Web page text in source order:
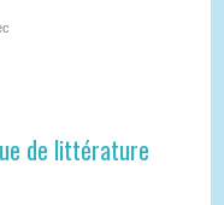
de littérature